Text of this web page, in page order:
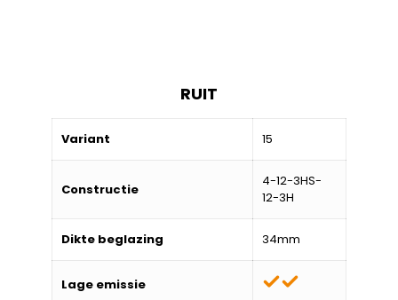
RUIT
Variant 15
Constructie
4-12-3HS-
12-3H
Dikte beglazing 34mm
Lage emissie